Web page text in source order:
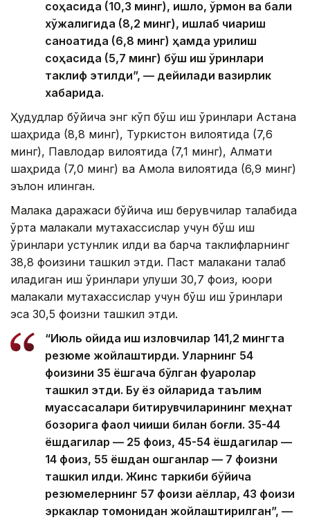
соҳасида (10,3 минг), қишлоқ, ўрмон ва балиқ
хўжалигида (8,2 минг), ишлаб чиқариш
саноатида (6,8 минг) ҳамда қурилиш
соҳасида (5,7 минг) бўш иш ўринлари
таклиф этилди”, — дейилади вазирлик
хабарида.
Ҳудудлар бўйича энг кўп бўш иш ўринлари Астана
шаҳрида (8,8 минг), Туркистон вилоятида (7,6
минг), Павлодар вилоятида (7,1 минг), Алмати
шаҳрида (7,0 минг) ва Ақмола вилоятида (6,9 минг)
эълон қилинган.
Малака даражаси бўйича иш берувчилар талабида
ўрта малакали мутахассислар учун бўш иш
ўринлари устунлик қилди ва барча таклифларнинг
38,8 фоизини ташкил этди. Паст малакани талаб
қиладиган иш ўринлари улуши 30,7 фоиз, юқори
малакали мутахассислар учун бўш иш ўринлари
эса 30,5 фоизни ташкил этди.
“Июль ойида иш изловчилар 141,2 мингта
резюме жойлаштирди. Уларнинг 54
фоизини 35 ёшгача бўлган фуқаролар
ташкил этди. Бу ёз ойларида таълим
муассасалари битирувчиларининг меҳнат
бозорига фаол чиқиши билан боғлиқ. 35-44
ёшдагилар — 25 фоиз, 45-54 ёшдагилар —
14 фоиз, 55 ёшдан ошганлар — 7 фоизни
ташкил қилди. Жинс таркиби бўйича
резюмелернинг 57 фоизи аёллар, 43 фоизи
эркаклар томонидан жойлаштирилган”, —